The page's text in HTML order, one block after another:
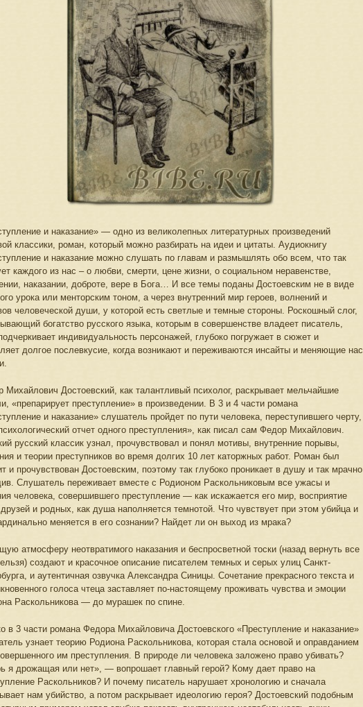
и наказание» — одно из великолепных литературных произведений
классики, роман, который можно разбирать на идеи и цитаты. Аудиокнигу
и наказание можно слушать по главам и размышлять обо всем, что так
каждого из нас – о любви, смерти, цене жизни, о социальном неравенстве,
наказании, доброте, вере в Бога… И все темы поданы Достоевским не в виде
урока или менторским тоном, а через внутренний мир героев, волнений и
человеческой души, у которой есть светлые и темные стороны. Роскошный слог,
богатство русского языка, которым в совершенстве владеет писатель,
индивидуальность персонажей, глубоко погружает в сюжет и
долгое послевкусие, когда возникают и переживаются инсайты и меняющие нас
Михайлович Достоевский, как талантливый психолог, раскрывает мельчайшие
«препарирует преступление» в произведении. В 3 и 4 части романа
и наказание» слушатель пройдет по пути человека, переступившего черту,
отчет одного преступления», как писал сам Федор Михайлович.
русский классик узнал, прочувствовал и понял мотивы, внутренние порывы,
и теории преступников во время долгих 10 лет каторжных работ. Роман был
и прочувствован Достоевским, поэтому так глубоко проникает в душу и так мрачно
Слушатель переживает вместе с Родионом Раскольниковым все ужасы и
человека, совершившего преступление — как искажается его мир, восприятие
и родных, как душа наполняется темнотой. Что чувствует при этом убийца и
меняется в его сознании? Найдет ли он выход из мрака?
атмосферу неотвратимого наказания и беспросветной тоски (назад вернуть все
создают и красочное описание писателем темных и серых улиц Санкт-
и аутентичная озвучка Александра Синицы. Сочетание прекрасного текста и
голоса чтеца заставляет по-настоящему проживать чувства и эмоции
Раскольникова — до мурашек по спине.
в 3 части романа Федора Михайловича Достоевского «Преступление и наказание»
узнает теорию Родиона Раскольникова, которая стала основой и оправданием
им преступления. В природе ли человека заложено право убивать?
я дрожащая или нет», — вопрошает главный герой? Кому дает право на
Раскольников? И почему писатель нарушает хронологию и сначала
нам убийство, а потом раскрывает идеологию героя? Достоевский подобным